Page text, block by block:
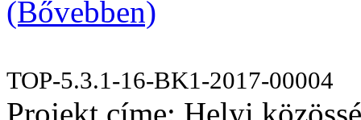
(Bővebben)
TOP-5.3.1-16-BK1-2017-00004
Projekt címe: Helyi